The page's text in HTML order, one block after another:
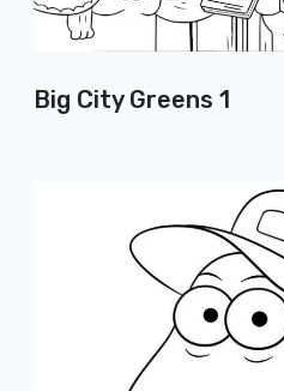
Big City Greens 1